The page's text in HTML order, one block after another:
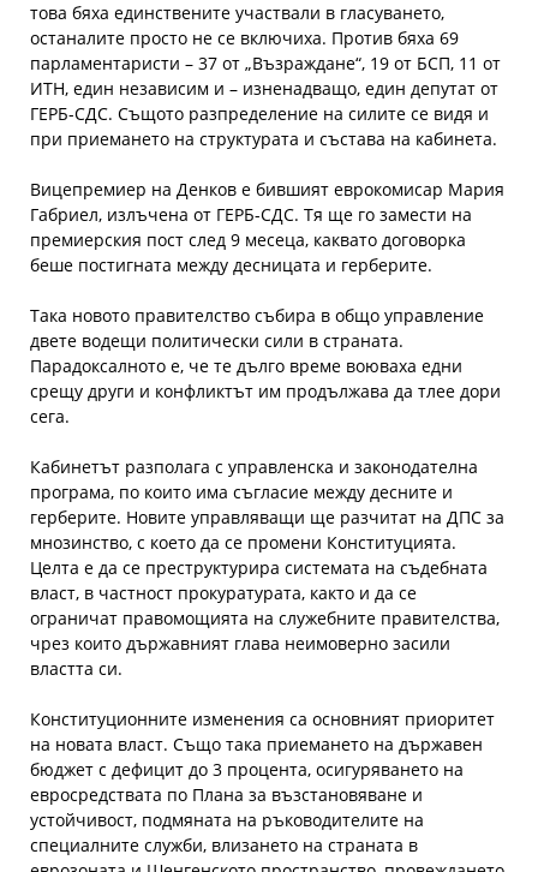
това бяха единствените участвали в гласуването,
останалите просто не се включиха. Против бяха 69
парламентаристи – 37 от „Възраждане“, 19 от БСП, 11 от
ИТН, един независим и – изненадващо, един депутат от
ГЕРБ-СДС. Същото разпределение на силите се видя и
при приемането на структурата и състава на кабинета.
Вицепремиер на Денков е бившият еврокомисар Мария
Габриел, излъчена от ГЕРБ-СДС. Тя ще го замести на
премиерския пост след 9 месеца, каквато договорка
беше постигната между десницата и герберите.
Така новото правителство събира в общо управление
двете водещи политически сили в страната.
Парадоксалното е, че те дълго време воюваха едни
срещу други и конфликтът им продължава да тлее дори
сега.
Кабинетът разполага с управленска и законодателна
програма, по които има съгласие между десните и
герберите. Новите управляващи ще разчитат на ДПС за
мнозинство, с което да се промени Конституцията.
Целта е да се преструктурира системата на съдебната
власт, в частност прокуратурата, както и да се
ограничат правомощията на служебните правителства,
чрез които държавният глава неимоверно засили
властта си.
Конституционните изменения са основният приоритет
на новата власт. Също така приемането на държавен
бюджет с дефицит до 3 процента, осигуряването на
евросредствата по Плана за възстановяване и
устойчивост, подмяната на ръководителите на
специалните служби, влизането на страната в